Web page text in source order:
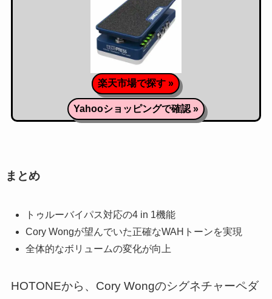
楽天市場で探す »
Yahooショッピングで確認 »
まとめ
トゥルーバイパス対応の4 in 1機能
Cory Wongが望んでいた正確なWAHトーンを実現
全体的なボリュームの変化が向上
HOTONEから、Cory Wongのシグネチャーペダ